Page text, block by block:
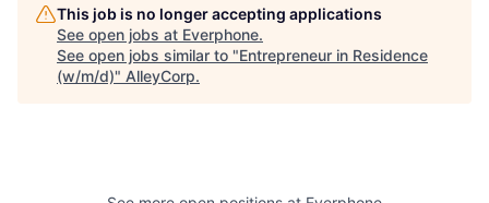
This job is no longer accepting applications
See open jobs at Everphone.
See open jobs similar to "Entrepreneur in Residence
(w/m/d)" AlleyCorp.